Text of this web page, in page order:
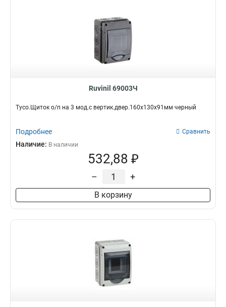
Ruvinil 69003Ч
Тусо.Щиток о/п на 3 мод.с вертик.двер.160х130х91мм черный
Подробнее Сравнить
Наличие: В наличии
532,88 ₽
– +
В корзину